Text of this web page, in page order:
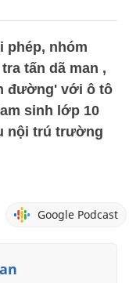
phép, nhóm
tấn dã man ,
đường' với ô tô
sinh lớp 10
nội trú trường
Google Podcast